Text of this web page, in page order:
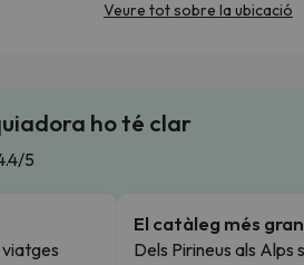
Veure tot sobre la ubicació
ho té clar
5
viatges
El catàleg més gran
Dels Pirineus als Alps